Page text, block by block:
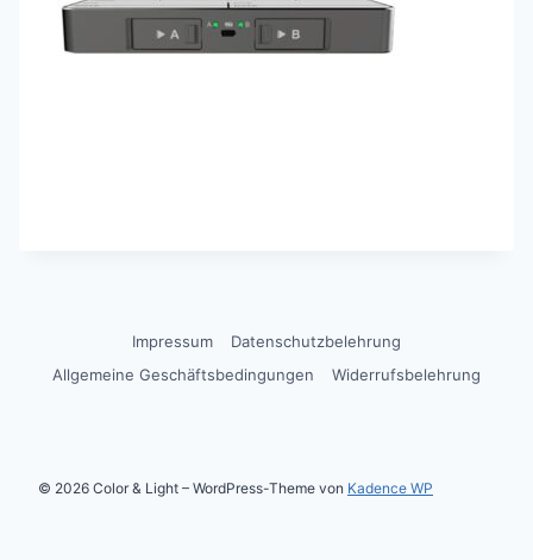
Impressum
Datenschutzbelehrung
Allgemeine Geschäftsbedingungen
Widerrufsbelehrung
© 2026 Color & Light – WordPress-Theme von Kadence WP